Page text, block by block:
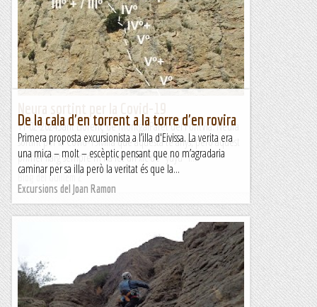
11-02-2024Sant Llorenç de MontgaiParet del PontVia: Neura
sortint per la Covid-19Mira que aquesta té anys, però aquest
primer llarg sempre m'ha fet un xic de "yuyu" i...
Blog del Guillem 2
De la cala d'en torrent a la torre d'en rovira
Primera proposta excursionista a l’illa d'Eivissa. La verita era
una mica – molt – escèptic pensant que no m’agradaria
caminar per sa illa però la veritat és que la...
Excursions del Joan Ramon